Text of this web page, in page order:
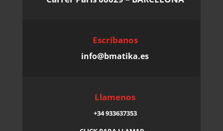
Escríbanos
info@bmatika.es
Llamenos
+34 933637353